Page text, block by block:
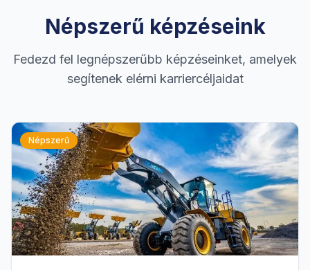
Népszerű képzéseink
Fedezd fel legnépszerűbb képzéseinket, amelyek
segítenek elérni karriercéljaidat
Népszerű